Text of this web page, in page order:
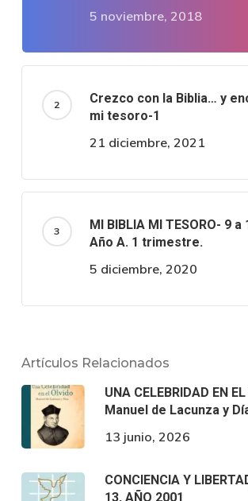
5 noviembre, 2018
Crezco con la Biblia… y
mi tesoro-1
21 diciembre, 2021
MI BIBLIA MI TESORO- 9 a
Año A. 1 trimestre.
5 diciembre, 2020
Artículos Relacionados
UNA CELEBRIDAD EN EL
Manuel de Lacunza y
13 junio, 2026
CONCIENCIA Y
13, AÑO 2001